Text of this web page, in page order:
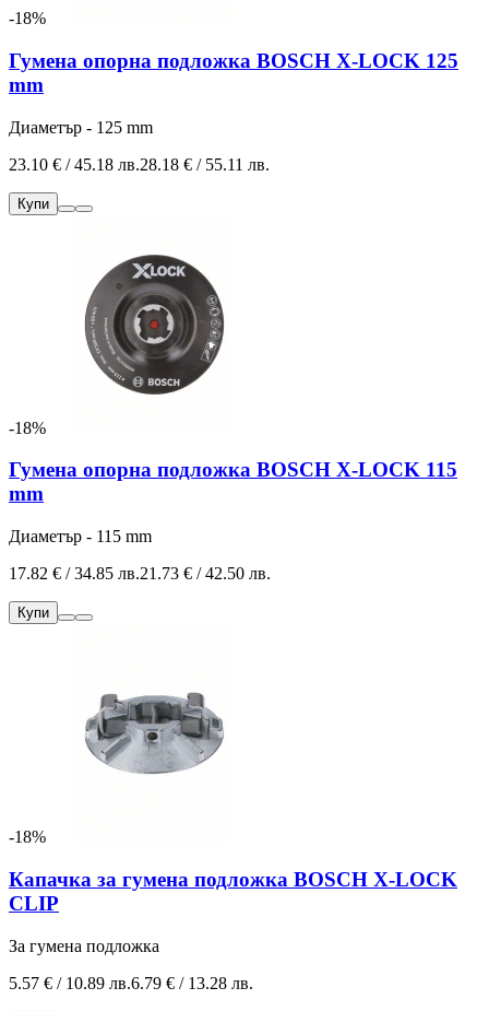
-18%
Гумена опорна подложка BOSCH X-LOCK 125
mm
Диаметър - 125 mm
23.10 € / 45.18 лв.28.18 € / 55.11 лв.
Купи
-18%
Гумена опорна подложка BOSCH X-LOCK 115
mm
Диаметър - 115 mm
17.82 € / 34.85 лв.21.73 € / 42.50 лв.
Купи
-18%
Капачка за гумена подложка BOSCH X-LOCK
CLIP
За гумена подложка
5.57 € / 10.89 лв.6.79 € / 13.28 лв.